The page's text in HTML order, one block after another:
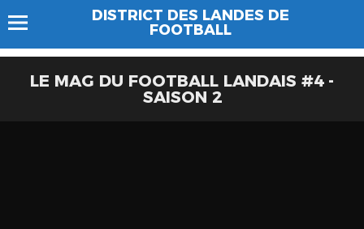
DISTRICT DES LANDES DE
FOOTBALL
LE MAG DU FOOTBALL LANDAIS #4 -
SAISON 2